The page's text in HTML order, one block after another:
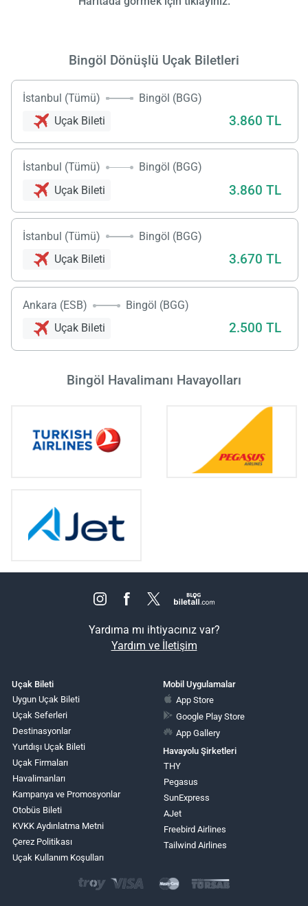
Bingöl Dönüşlü Uçak Biletleri
İstanbul (Tümü)
Bingöl (BGG)
Uçak Bileti
3.860 TL
İstanbul (Tümü)
Bingöl (BGG)
Uçak Bileti
3.860 TL
İstanbul (Tümü)
Bingöl (BGG)
Uçak Bileti
3.670 TL
Ankara (ESB)
Bingöl (BGG)
Uçak Bileti
2.500 TL
Bingöl Havalimanı Havayolları
Yardıma mı ihtiyacınız var?
Yardım ve İletişim
Uçak Bileti
Uygun Uçak Bileti
Uçak Seferleri
Destinasyonlar
Yurtdışı Uçak Bileti
Uçak Firmaları
Havalimanları
Kampanya ve Promosyonlar
Otobüs Bileti
KVKK Aydınlatma Metni
Çerez Politikası
Uçak Kullanım Koşulları
Mobil Uygulamalar
App Store
Google Play Store
App Gallery
Havayolu Şirketleri
THY
Pegasus
SunExpress
AJet
Freebird Airlines
Tailwind Airlines